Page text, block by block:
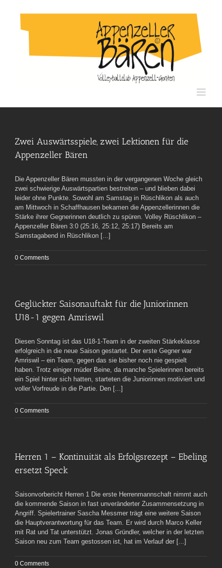
content
Zwei Auswärtsspiele, zwei Lektionen für die
Appenzeller Bären
Die Appenzeller Bären mussten in der vergangenen Woche gleich
zwei schwierige Auswärtspartien bestreiten – und blieben dabei
leider ohne Punkte. Sowohl am Samstag in Rüschlikon als auch
am Mittwoch in Schaffhausen bekamen die Appenzellerinnen die
Stärke ihrer Gegnerinnen deutlich zu spüren. Volley Rüschlikon –
Appenzeller Bären 3:0 (25:16, 25:12, 25:17) Bereits am
Samstagabend in Rüschlikon [...]
0 Comments
Geglückter Saisonauftakt für die Juniorinnen
U18-1 gegen Amriswil
Diesen Sonntag ist das U18-1-Team in der zweiten Stärkeklasse
erfolgreich in die neue Saison gestartet. Der erste Gegner war
Amriswil – ein Team, gegen das sie bisher noch nie gespielt
haben. Trotz einiger müder Beine, da manche Spielerinnen bereits
ein Spiel hinter sich hatten, starteten die Juniorinnen motiviert und
voller Vorfreude in die Partie. Den [...]
0 Comments
Herren 1 – Kontinuität als Erfolgsrezept – Ebeling
ersetzt Speck
Saisonvorbericht Herren 1 Die erste Herrenmannschaft nimmt auch
die kommende Saison in fast unveränderter Zusammensetzung in
Angriff. Spielertrainer Sascha Messmer trägt eine weitere Saison
die Hauptverantwortung für das Team. Er wird durch Marco Keller
mit Rat und Tat unterstützt. Jonas Gründler, welcher in der letzten
Saison neu zum Team gestossen ist, hat im Verlauf der [...]
0 Comments